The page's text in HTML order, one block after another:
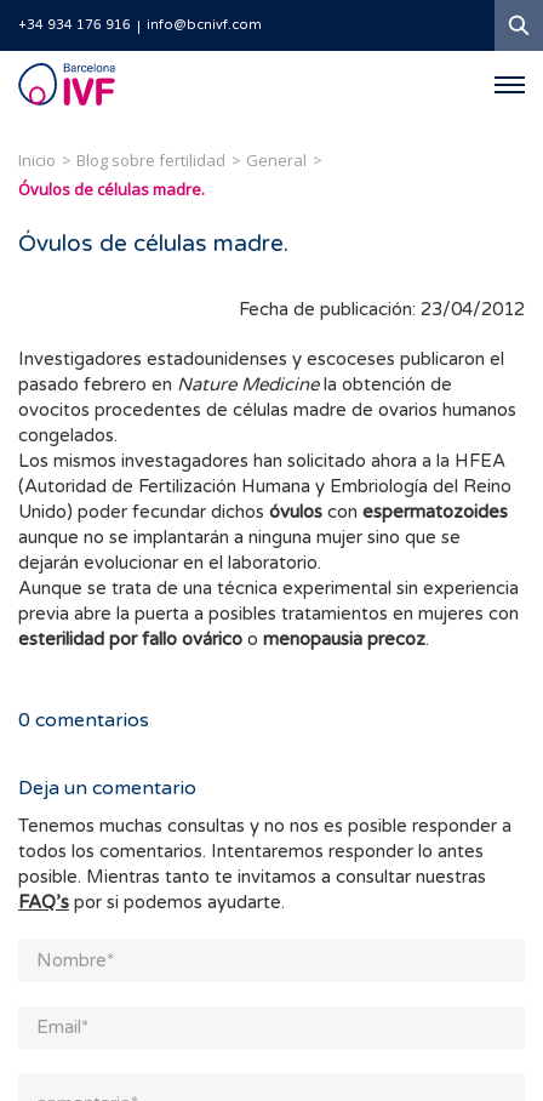
+34 934 176 916 info@bcnivf.com
Barcelona
IVF
Inicio Blog sobre fertilidad
General
Óvulos de células madre.
Óvulos de células madre.
Fecha de publicación: 23/04/2012
Investigadores estadounidenses y escoceses publicaron el
pasado febrero en Nature Medicinela obtención de
ovocitos procedentes de células madre de ovarios humanos
congelados.
Los mismos investagadores han solicitado ahora a la HFEA
(Autoridad de Fertilización Humana y Embriología del Reino
Unido) poder fecundar dichos óvulos con espermatozoides
aunque no se implantarán a ninguna mujer sino que se
dejarán evolucionar en el laboratorio.
Aunque se trata de una técnica experimental sin experiencia
previa abre la puerta a posibles tratamientos en mujeres con
esterilidad por fallo ovárico o menopausia precoz.
0 comentarios
Deja un comentario
Tenemos muchas consultas y no nos es posible responder a
todos los comentarios. Intentaremos responder lo antes
posible. Mientras tanto te invitamos a consultar nuestras
FAQ’s por si podemos ayudarte.